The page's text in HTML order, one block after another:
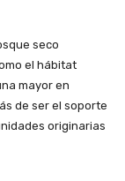
seco
el hábitat
mayor en
de ser el soporte
originarias